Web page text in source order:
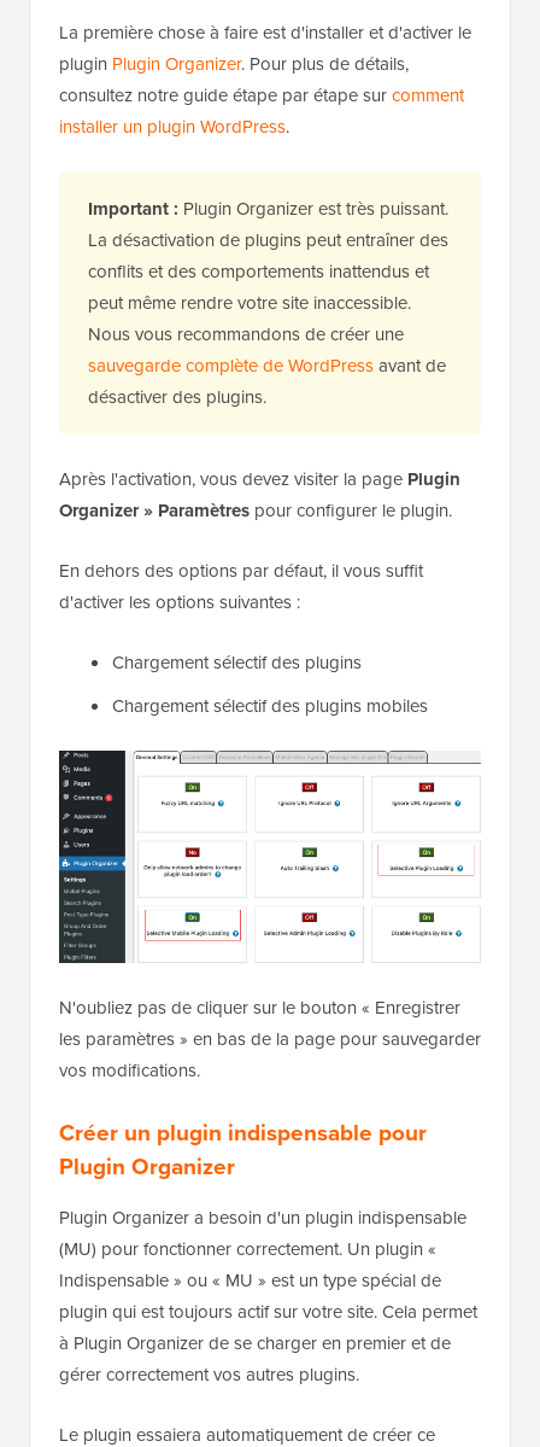
La première chose à faire est d'installer et d'activer le
plugin Plugin Organizer. Pour plus de détails,
consultez notre guide étape par étape surcomment
installer un plugin WordPress.
Important : Plugin Organizer est très puissant.
La désactivation de plugins peut entraîner des
conflits et des comportements inattendus et
peut même rendre votre site inaccessible.
Nous vous recommandons de créer une
sauvegarde complète de WordPressavant de
désactiver des plugins.
Après l'activation, vous devez visiter la page Plugin
Organizer » Paramètres pour configurer le plugin.
En dehors des options par défaut, il vous suffit
d'activer les options suivantes :
Chargement sélectif des plugins
Chargement sélectif des plugins mobiles
N'oubliez pas de cliquer sur le bouton « Enregistrer
les paramètres » en bas de la page pour sauvegarder
vos modifications.
Créer un plugin indispensable pour
Plugin Organizer
Plugin Organizer a besoin d'un plugin indispensable
(MU) pour fonctionner correctement. Un plugin «
Indispensable » ou « MU » est un type spécial de
plugin qui est toujours actif sur votre site. Cela permet
à Plugin Organizer de se charger en premier et de
gérer correctement vos autres plugins.
Le plugin essaiera automatiquement de créer ce